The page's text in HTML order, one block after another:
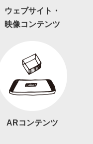
ウェブサイト・
映像コンテンツ
ARコンテンツ